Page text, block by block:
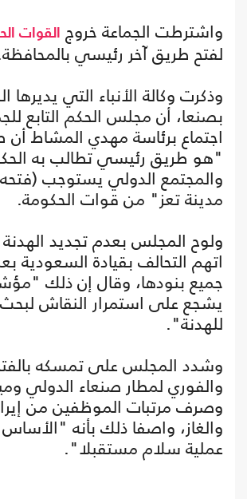
واشترطت الجماعة خروج القوات
لفتح طريق آخر رئيسي
وذكرت وكالة الأنباء التي يديرها
بصنعا، أن مجلس الحكم التابع
اجتماع برئاسة مهدي المشاط أن
"هو طريق رئيسي تطالب به
والمجتمع الدولي يستوجب
مدينة تعز" من قوات الحكومة.
ولوح المجلس بعدم تجديد الهدنة
اتهم التحالف بقيادة السعودية
جميع بنودها، وقال إن ذلك
يشجع على استمرار النقاش
للهدنة".
وشدد المجلس على تمسكه
والفوري لمطار صنعاء الدولي
وصرف مرتبات الموظفين من
والغاز، واصفا ذلك بأنه
عملية سلام مستقبلا".